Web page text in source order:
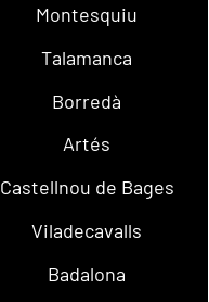
Montesquiu
Talamanca
Borredà
Artés
Castellnou de Bages
Viladecavalls
Badalona